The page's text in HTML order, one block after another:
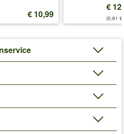
€ 10,99
€
(0,61